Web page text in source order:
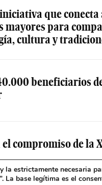
que conecta
mayores para
cultura y
beneficiarios
compromiso de la
estrictamente necesaria
”. La base legítima es el